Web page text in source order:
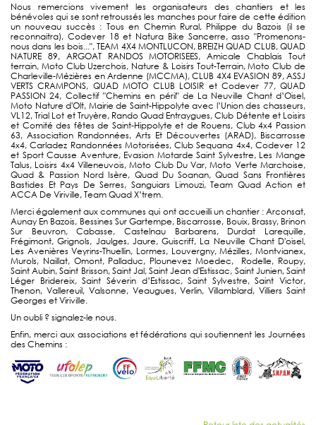
Nous remercions vivement les organisateurs des chantiers et les
bénévoles qui se sont retroussés les manches pour faire de cette édition
un nouveau succès : Tous en Chemin Rural, Philippe du Bazois (il se
reconnaitra), Codever 18 et Natura Bike Sancerre, asso "Promenons-
nous dans les bois...", TEAM 4X4 MONTLUCON, BREIZH QUAD CLUB, QUAD
NATURE 89, ARGOAT RANDOS MOTORISEES, Amicale Chablais Tout
terrain, Moto Club Uzerchois, Nature & Loisirs Tout-Terrain, Moto Club de
Charleville-Mézières en Ardenne (MCCMA), CLUB 4X4 EVASION 89, ASSJ
VERTS CRAMPONS, QUAD MOTO CLUB LOISIR et Codever 77, QUAD
PASSION 24, Collectif "Chemins en péril" de La Neuville Chant d’Oisel,
Moto Nature d'Olt, Mairie de Saint-Hippolyte avec l’Union des chasseurs,
VL12, Trial Lot et Truyère, Rando Quad Entraygues, Club Détente et Loisirs
et Comité des fêtes de Saint-Hippolyte et de Rouens, Club 4x4 Passion
63, Association Randonnées, Arts Et Découvertes (ARAD), Biscarrosse
4x4, Carladez Randonnées Motorisées, Club Sequana 4x4, Codever 12
et Sport Causse Aventure, Evasion Motarde Saint Sylvestre, Les Mange
Talus, Loisirs 4x4 Villeneuvois, Moto Club Du Var, Moto Verte Marchoise,
Quad & Passion Nord Isère, Quad Du Soanan, Quad Sans Frontières
Bastides Et Pays De Serres, Sanguiars Limouzi, Team Quad Action et
ACCA De Viriville, Team Quad X’trem.
Merci également aux communes qui ont accueilli un chantier : Arconsat,
Aunay En Bazois, Bessines Sur Gartempe, Biscarrosse, Bouix, Brassy, Brinon
Sur Beuvron, Cabasse, Castelnau Barbarens, Durdat Larequille,
Frégimont, Grignols, Jaulges, Jaure, Guiscriff, La Neuville Chant D'oisel,
Les Avenières Veyrins-Thuellin, Lormes, Louvergny, Mézilles, Montvianex,
Murols, Naillat, Omont, Palladuc, Plounevez Moedec, Rodelle, Roupy,
Saint Aubin, Saint Brisson, Saint Jal, Saint Jean d'Estissac, Saint Junien, Saint
Léger Bridereix, Saint Séverin d’Estissac, Saint Sylvestre, Saint Victor,
Thenon, Vallereuil, Valsonne, Veaugues, Verlin, Villamblard, Villiers Saint
Georges et Viriville.
Un oubli ? signalez-le nous.
Enfin, merci aux associations et fédérations qui soutiennent les Journées
des Chemins :